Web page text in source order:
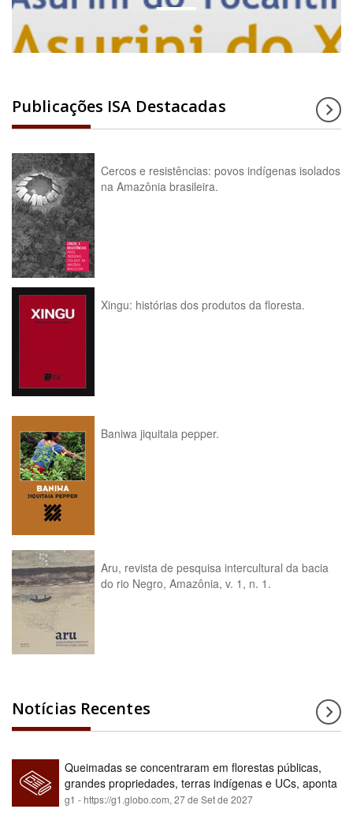
Publicações ISA Destacadas
Cercos e resistências: povos indígenas isolados
na Amazônia brasileira.
Xingu: histórias dos produtos da floresta.
Baniwa jiquitaia pepper.
Aru, revista de pesquisa intercultural da bacia
do rio Negro, Amazônia, v. 1, n. 1.
Notícias Recentes
Queimadas se concentraram em florestas públicas,
grandes propriedades, terras indígenas e UCs, aponta
relatório
g1 - https://g1.globo.com,27 de Set de 2027